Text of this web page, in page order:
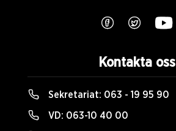
Kontakta oss
Sekretariat: 063 - 19 95 90
VD: 063-10 40 00